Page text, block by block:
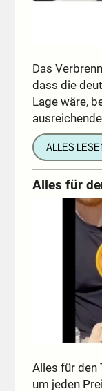
Das
dass die
Lage wäre,
ALLES
Alles für
Alles für den
um jeden